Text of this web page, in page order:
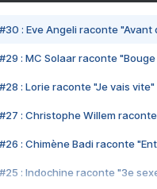
#30 : Eve Angeli raconte "Avant
#29 : MC Solaar raconte
#28 : Lorie raconte "Je vais vite"
#27 : Christophe Willem
#26 : Chimène Badi raconte
#25 : Indochine raconte "3e